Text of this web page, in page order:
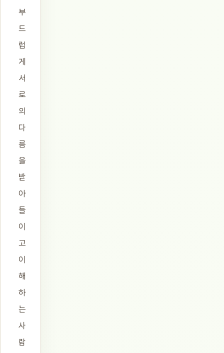
부
드
럽
게
서
로
의
다
름
을
받
아
들
이
고
이
해
하
는
사
람